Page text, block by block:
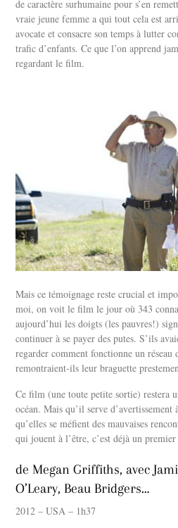
de caractère surhumaine pour s’en
vraie jeune femme a qui tout cela est
avocate et consacre son temps à lutter
trafic d’enfants. Ce que l’on apprend
regardant le film.
Mais ce témoignage reste crucial et
moi, on voit le film le jour où 343
aujourd’hui les doigts (les pauvres!)
continuer à se payer des putes. S’ils
regarder comment fonctionne un réseau
remontraient-ils leur braguette
Ce film (une toute petite sortie) restera
océan. Mais qu’il serve
qu’elles se méfient des mauvaises
qui jouent à l’être, c’est déjà un premier
de Megan Griffiths, avec
O’Leary, Beau Bridgers…
2012 – USA – 1h37